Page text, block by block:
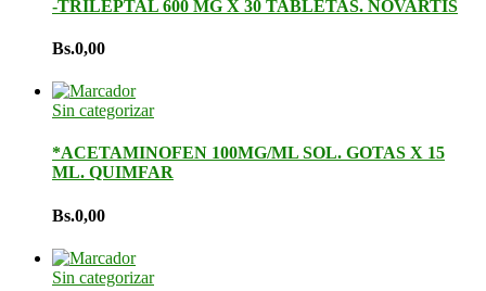
-TRILEPTAL 600 MG X 30 TABLETAS. NOVARTIS
Bs.0,00
Sin categorizar
*ACETAMINOFEN 100MG/ML SOL. GOTAS X 15
ML. QUIMFAR
Bs.0,00
Sin categorizar